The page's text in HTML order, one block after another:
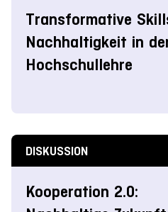
Transformative
Nachhaltigkeit in
Hochschullehre
DISKUSSION
Kooperation 2.0: